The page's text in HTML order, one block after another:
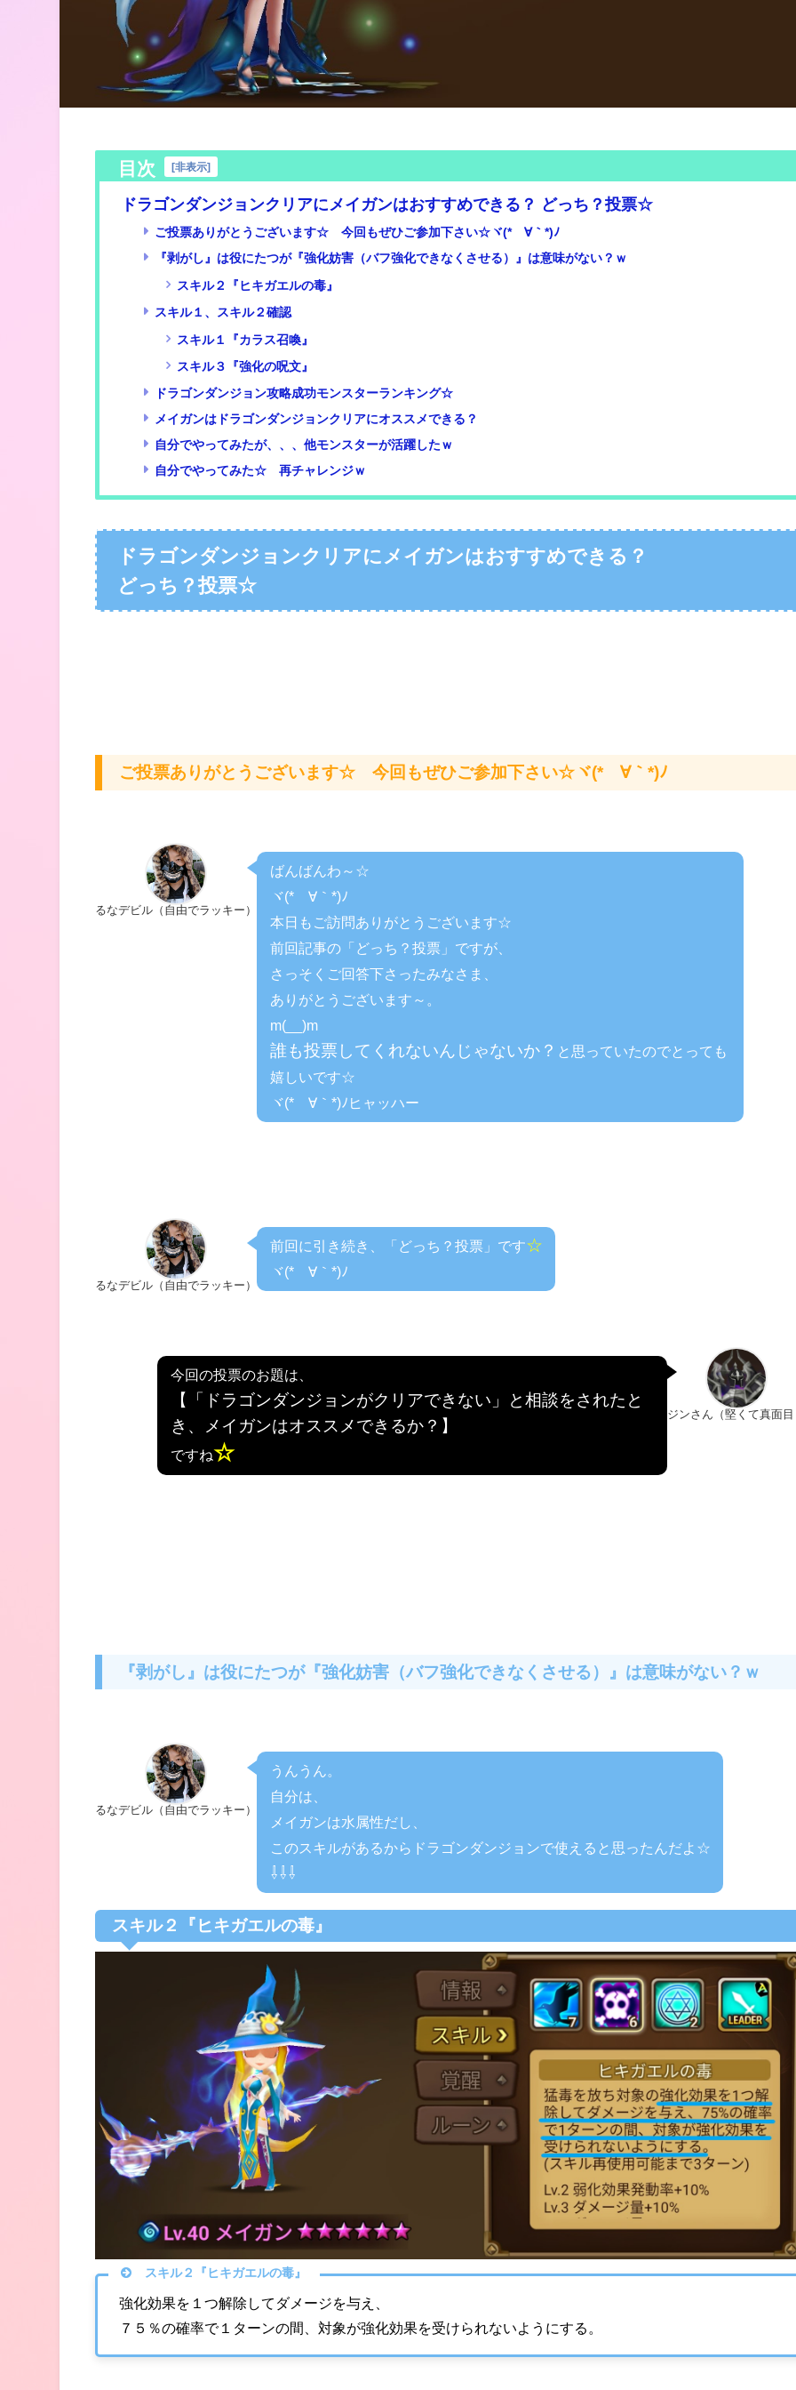
目次 [非表示]
ドラゴンダンジョンクリアにメイガンはおすすめできる？ どっち？投票☆
ご投票ありがとうございます☆ 今回もぜひご参加下さい☆ヾ(*´∀｀*)ﾉ
『剥がし』は役にたつが『強化妨害（バフ強化できなくさせる）』は意味がない？ｗ
スキル２『ヒキガエルの毒』
スキル１、スキル２確認
スキル１『カラス召喚』
スキル３『強化の呪文』
ドラゴンダンジョン攻略成功モンスターランキング☆
メイガンはドラゴンダンジョンクリアにオススメできる？
自分でやってみたが、、、他モンスターが活躍したｗ
自分でやってみた☆ 再チャレンジｗ
ドラゴンダンジョンクリアにメイガンはおすすめできる？
どっち？投票☆
ご投票ありがとうございます☆ 今回もぜひご参加下さい☆ヾ(*´∀｀*)ﾉ
るなデビル（自由でラッキー）
ばんばんわ～☆
ヾ(*´∀｀*)ﾉ
本日もご訪問ありがとうございます☆
前回記事の「どっち？投票」ですが、
さっそくご回答下さったみなさま、
ありがとうございます～。
m(__)m
誰も投票してくれないんじゃないか？ と思っていたのでとっても
嬉しいです☆
ヾ(*´∀｀*)ﾉヒャッハー
るなデビル（自由でラッキー）
前回に引き続き、「どっち？投票」です☆
ヾ(*´∀｀*)ﾉ
ジンさん（堅くて真面目
今回の投票のお題は、
【「ドラゴンダンジョンがクリアできない」と相談をされたと
き、メイガンはオススメできるか？】
ですね☆
『剥がし』は役にたつが『強化妨害（バフ強化できなくさせる）』は意味がない？ｗ
るなデビル（自由でラッキー）
うんうん。
自分は、
メイガンは水属性だし、
このスキルがあるからドラゴンダンジョンで使えると思ったんだよ☆
⇩⇩⇩
スキル２『ヒキガエルの毒』
スキル２『ヒキガエルの毒』
強化効果を１つ解除してダメージを与え、
７５％の確率で１ターンの間、対象が強化効果を受けられないようにする。